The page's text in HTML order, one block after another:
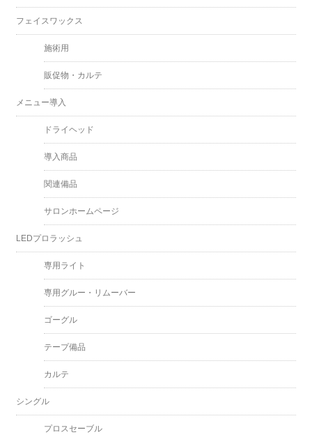
フェイスワックス
施術用
販促物・カルテ
メニュー導入
ドライヘッド
導入商品
関連備品
サロンホームページ
LEDプロラッシュ
専用ライト
専用グルー・リムーバー
ゴーグル
テープ備品
カルテ
シングル
プロスセーブル